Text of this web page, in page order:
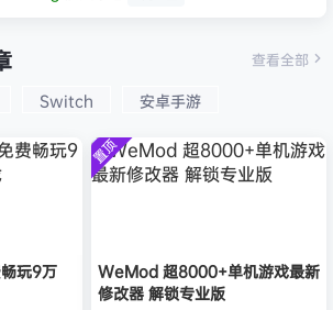
Dark
Creed
拟机
/Atomi
Heart》
文版
n Desert
HYPERVI
SOR）免
安装中文
版
9：安魂
Requiem
）免安装
中文版
加入本站
8月4日
加入本站
8月2日
到获取 41 点积分 8月1日
加入本站
25分钟前
35分钟前
Switch 安卓手游
查看全部
玩9万
置顶
WeMod 超8000+单机游戏最新
修改器 解锁专业版